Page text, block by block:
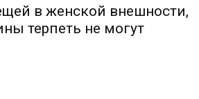
в женской внешности,
терпеть не могут